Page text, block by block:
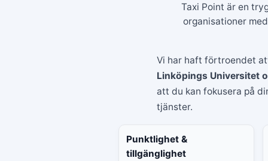
Taxi Point är en
organisationer
Vi har haft förtroendet
Linköpings Universitet
att du kan fokusera på
tjänster.
Punktlighet &
tillgänglighet